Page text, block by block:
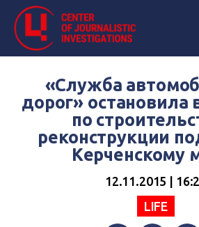
«Служба
дорог» остановила
по
реконструкции
Керченскому
12.11.2015 |
LIFE